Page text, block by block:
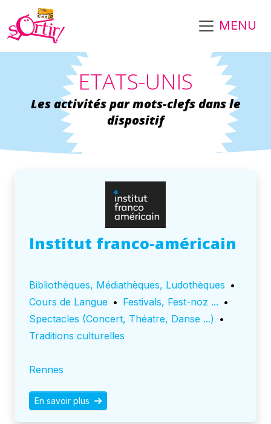
MENU
ETATS-UNIS
Les activités par mots-clefs dans le
dispositif
Institut franco-américain
Bibliothèques, Médiathèques, Ludothèques •
Cours de Langue • Festivals, Fest-noz ... •
Spectacles (Concert, Théatre, Danse ...) •
Traditions culturelles
Rennes
En savoir plus